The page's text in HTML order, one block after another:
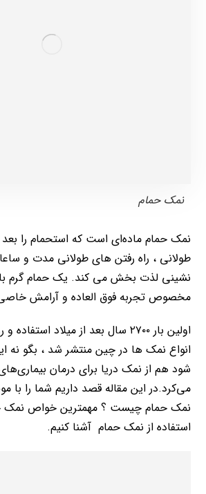
نمک حمام
نمک حمام ماده‌ای است که استحمام را بعد
طولانی ، راه رفتن های طولانی مدت و
نشینی لذت بخش می کند. یک حمام گرم
مخصوص تجربه فوق العاده و آرامش
اولین بار ۲۷۰۰ سال بعد از میلاد
انواع نمک ها در چین منتشر شد ، بگو نه
شود هم از نمک دریا برای درمان
می‌کرد.در این مقاله قصد داریم شما را با
نمک حمام چیست ؟ مهمترین خواص نمک
استفاده از نمک حمام آشنا کنیم.